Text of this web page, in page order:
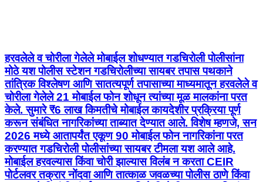
हरवलेले व चोरीला गेलेले मोबाईल शोधण्यात गडचिरोली पोलीसांना
मोठे यश पोलीस स्टेशन गडचिरोलीच्या सायबर तपास पथकाने
तांत्रिक विश्लेषण आणि सातत्यपूर्ण तपासाच्या माध्यमातून हरवलेले व
चोरीला गेलेले 21 मोबाईल फोन शोधून त्यांच्या मूळ मालकांना परत
केले. सुमारे ₹6 लाख किमतीचे मोबाईल कायदेशीर प्रक्रिया पूर्ण
करून संबंधित नागरिकांच्या ताब्यात देण्यात आले. विशेष म्हणजे, सन
2026 मध्ये आतापर्यंत एकूण 90 मोबाईल फोन नागरिकांना परत
करण्यात गडचिरोली पोलीसांच्या सायबर टीमला यश आले आहे.
मोबाईल हरवल्यास किंवा चोरी झाल्यास विलंब न करता CEIR
पोर्टलवर तक्रार नोंदवा आणि तात्काळ जवळच्या पोलीस ठाणे किंवा